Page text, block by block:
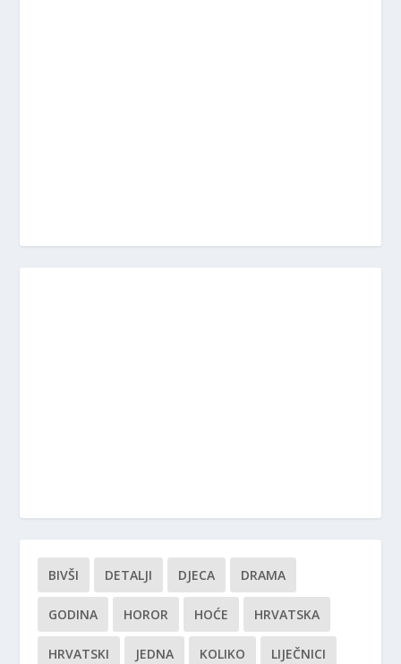
BIVŠI DETALJI DJECA DRAMA
GODINA HOROR HOĆE HRVATSKA
HRVATSKI JEDNA KOLIKO LIJEČNICI